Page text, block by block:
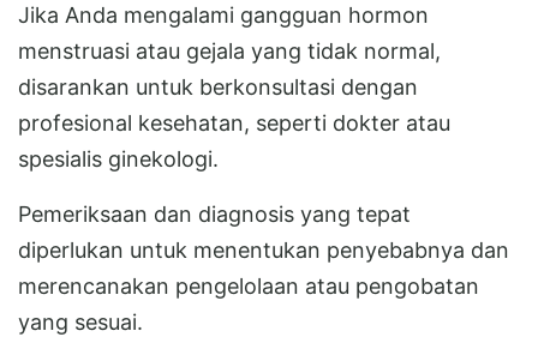
Jika Anda mengalami gangguan hormon
menstruasi atau gejala yang tidak normal,
disarankan untuk berkonsultasi dengan
profesional kesehatan, seperti dokter atau
spesialis ginekologi.
Pemeriksaan dan diagnosis yang tepat
diperlukan untuk menentukan penyebabnya dan
merencanakan pengelolaan atau pengobatan
yang sesuai.